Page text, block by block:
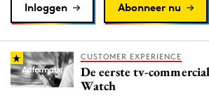
Reputatie & crisis
Inloggen Abonneer nu
CUSTOMER EXPERIENCE
De eerste tv-
Watch